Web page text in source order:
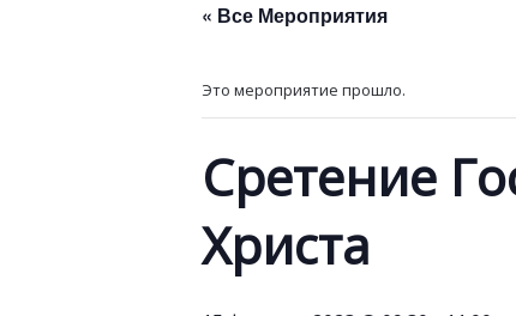
« Все Мероприятия
Это мероприятие прошло.
Сретение
Христа